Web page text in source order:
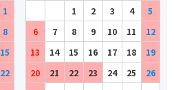
1
8
15
22
1
2 3 4
5
6
7 8 9 10 11
12
13
14 15 16 17 18
19
20
21 22 23 24 25
26